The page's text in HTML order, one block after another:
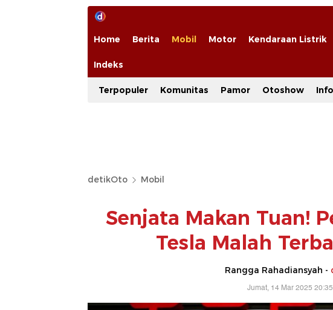
Home Berita Mobil Motor Kendaraan Listrik
Indeks
Terpopuler Komunitas Pamor Otoshow
detikOto Mobil
Senjata Makan Tuan!
Tesla Malah
Rangga Rahadiansyah -
Jumat, 14 Mar 2025